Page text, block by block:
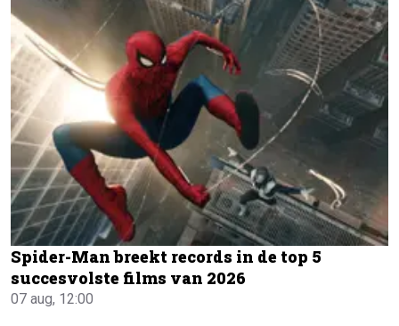
Spider-Man breekt records in de top 5
succesvolste films van 2026
07 aug, 12:00